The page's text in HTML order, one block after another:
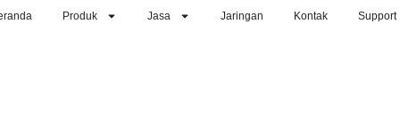
Produk Jasa Jaringan Kontak Support